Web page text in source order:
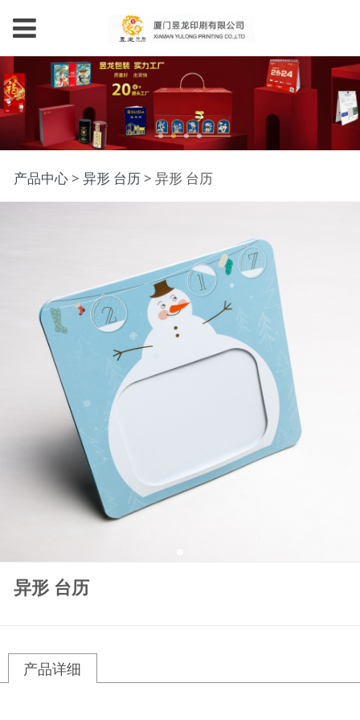
异形 台历
产品中心> 异形 台历> 异形 台历
异形 台历
产品详细